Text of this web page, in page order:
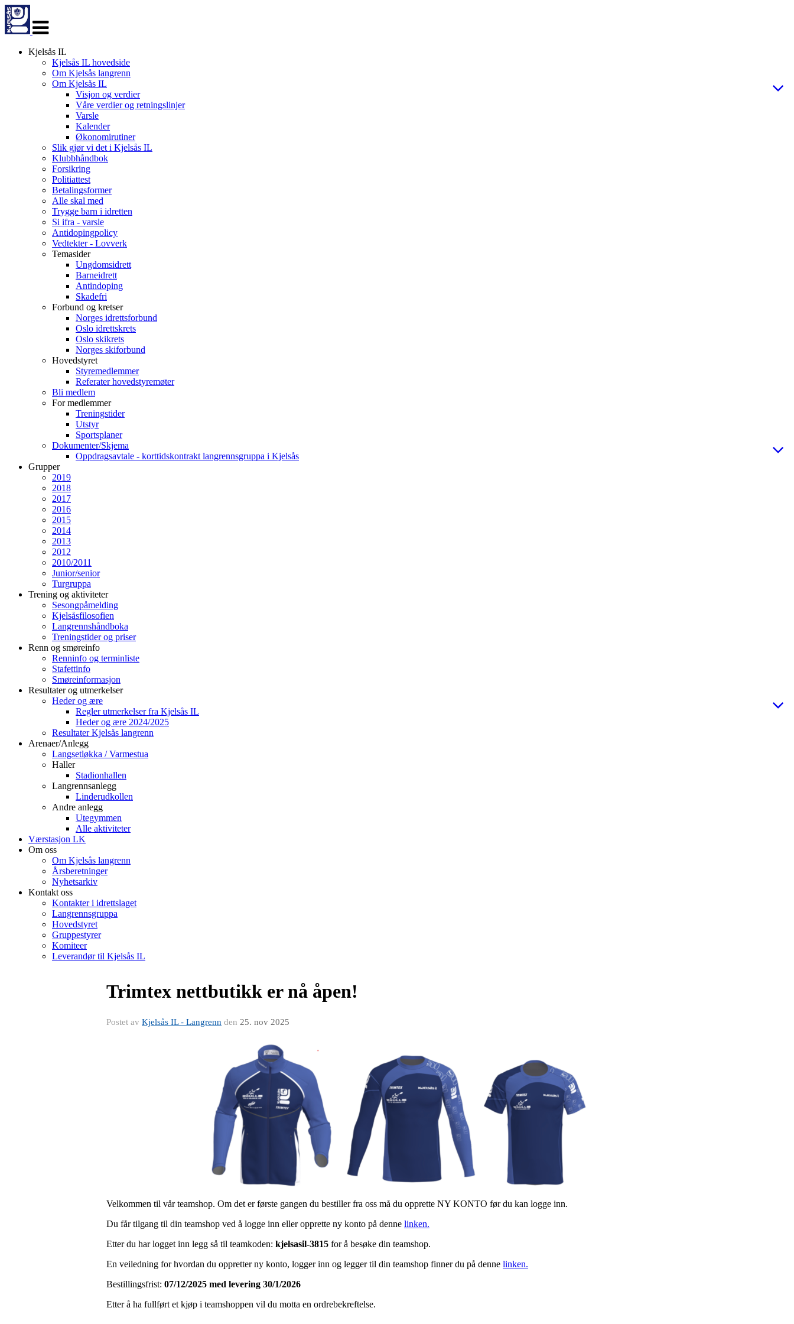
navigasjon
Kjelsås IL
Kjelsås IL hovedside
Om Kjelsås langrenn
Om Kjelsås IL
Visjon og verdier
Våre verdier og retningslinjer
Varsle
Kalender
Økonomirutiner
Slik gjør vi det i Kjelsås IL
Klubbhåndbok
Forsikring
Politiattest
Betalingsformer
Alle skal med
Trygge barn i idretten
Si ifra - varsle
Antidopingpolicy
Vedtekter - Lovverk
Temasider
Ungdomsidrett
Barneidrett
Antindoping
Skadefri
Forbund og kretser
Norges idrettsforbund
Oslo idrettskrets
Oslo skikrets
Norges skiforbund
Hovedstyret
Styremedlemmer
Referater hovedstyremøter
Bli medlem
For medlemmer
Treningstider
Utstyr
Sportsplaner
Dokumenter/Skjema
Oppdragsavtale - korttidskontrakt langrennsgruppa i Kjelsås
Grupper
2019
2018
2017
2016
2015
2014
2013
2012
2010/2011
Junior/senior
Turgruppa
Trening og aktiviteter
Sesongpåmelding
Kjelsåsfilosofien
Langrennshåndboka
Treningstider og priser
Renn og smøreinfo
Renninfo og terminliste
Stafettinfo
Smøreinformasjon
Resultater og utmerkelser
Heder og ære
Regler utmerkelser fra Kjelsås IL
Heder og ære 2024/2025
Resultater Kjelsås langrenn
Arenaer/Anlegg
Langsetløkka / Varmestua
Haller
Stadionhallen
Langrennsanlegg
Linderudkollen
Andre anlegg
Utegymmen
Alle aktiviteter
Værstasjon LK
Om oss
Om Kjelsås langrenn
Årsberetninger
Nyhetsarkiv
Kontakt oss
Kontakter i idrettslaget
Langrennsgruppa
Hovedstyret
Gruppestyrer
Komiteer
Leverandør til Kjelsås IL
Trimtex nettbutikk er nå åpen!
Postet av Kjelsås IL - Langrenn den 25. nov 2025
Velkommen til vår teamshop. Om det er første gangen du bestiller fra oss må du opprette NY KONTO før du kan logge inn.
Du får tilgang til din teamshop ved å logge inn eller opprette ny konto på denne linken.
Etter du har logget inn legg så til teamkoden: kjelsasil-3815 for å besøke din teamshop.
En veiledning for hvordan du oppretter ny konto, logger inn og legger til din teamshop finner du på denne linken.
Bestillingsfrist: 07/12/2025 med levering 30/1/2026
Etter å ha fullført et kjøp i teamshoppen vil du motta en ordrebekreftelse.